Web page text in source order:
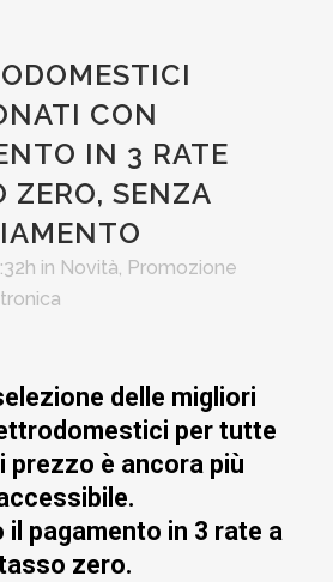
CON
IN 3 RATE
ZERO, SENZA
in Novità, Promozione
delle migliori
per tutte
prezzo è ancora più
pagamento in 3 rate a
zero.